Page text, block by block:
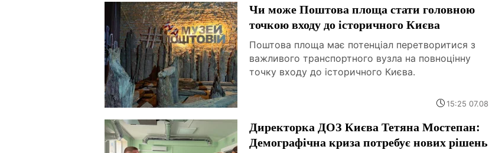
Чи може Поштова площа стати головною
точкою входу до історичного Києва
Поштова площа має потенціал перетворитися з
важливого транспортного вузла на повноцінну
точку входу до історичного Києва.
15:25 07.08
Директорка ДОЗ Києва Тетяна Мостепан:
Демографічна криза потребує нових рішень